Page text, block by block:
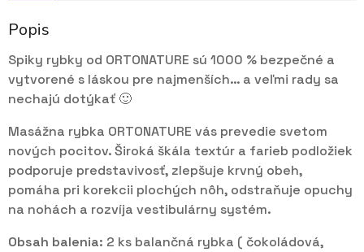
Popis
Spiky rybky od ORTONATURE sú 1000 % bezpečné a
vytvorené s láskou pre najmenších… a veľmi rady sa
nechajú dotýkať 🙂
Masážna rybka ORTONATURE vás prevedie svetom
nových pocitov. Široká škála textúr a farieb podložiek
podporuje predstavivosť, zlepšuje krvný obeh,
pomáha pri korekcii plochých nôh, odstraňuje opuchy
na nohách a rozvíja vestibulárny systém.
Obsah balenia: 2 ks balančná rybka ( čokoládová,